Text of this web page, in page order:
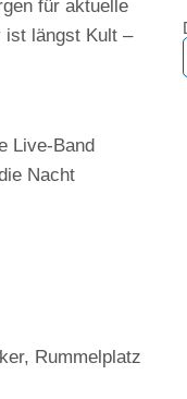
für aktuelle
ist längst Kult –
Live‑Band
Nacht
Rummelplatz